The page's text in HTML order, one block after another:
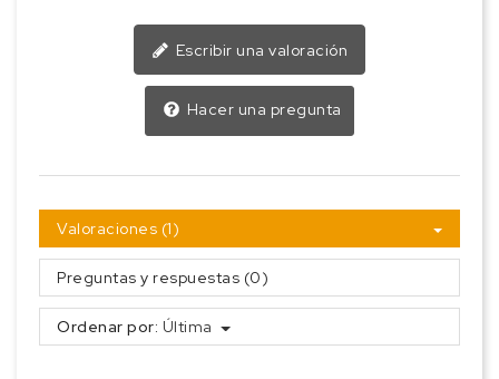
Escribir una valoración
Hacer una pregunta
Valoraciones (1)
Preguntas y respuestas (0)
Ordenar por: Última